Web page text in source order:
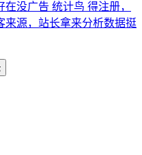
在没广告 统计鸟 得注册，
来源，站长拿来分析数据挺